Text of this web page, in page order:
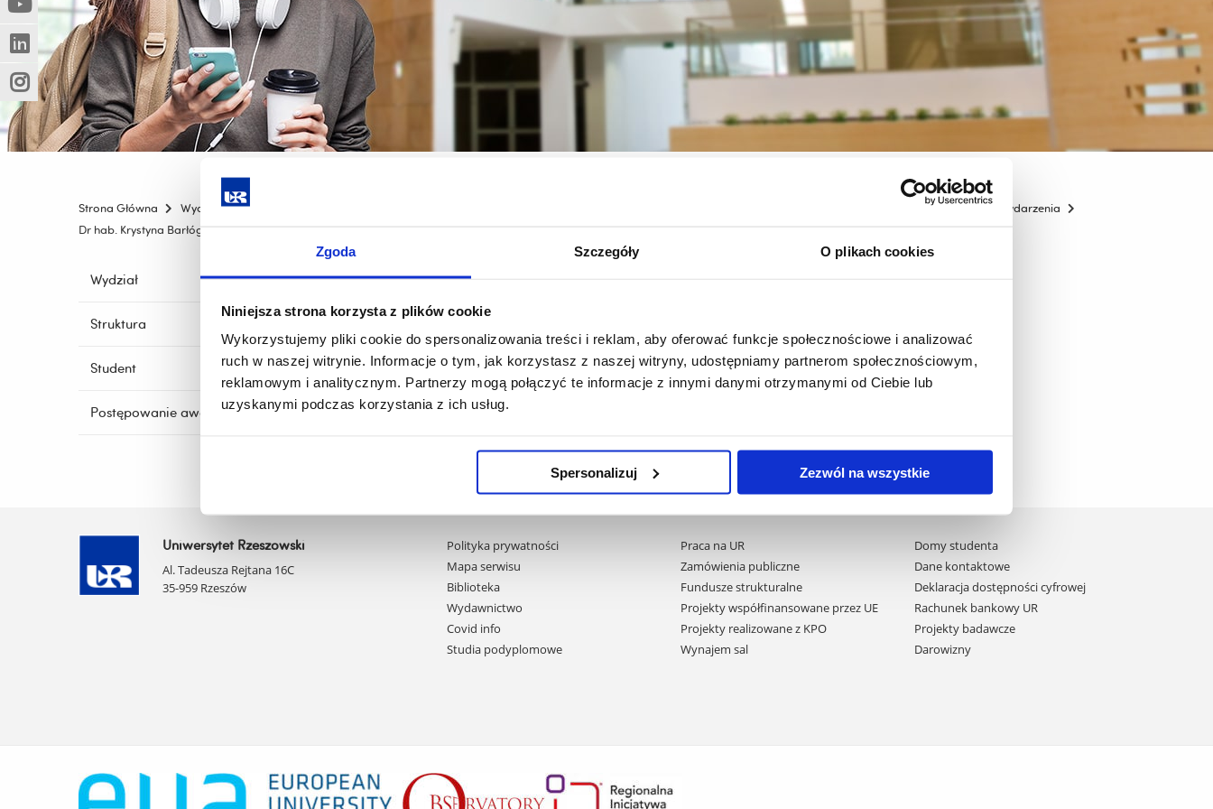
Zgoda Szczegóły O plikach cookies
Niniejsza strona korzysta z plików cookie
Wykorzystujemy pliki cookie do spersonalizowania treści i reklam, aby oferować funkcje społecznościowe i analizować
ruch w naszej witrynie. Informacje o tym, jak korzystasz z naszej witryny, udostępniamy partnerom społecznościowym,
reklamowym i analitycznym. Partnerzy mogą połączyć te informacje z innymi danymi otrzymanymi od Ciebie lub
uzyskanymi podczas korzystania z ich usług.
Spersonalizuj Zezwól na wszystkie
innej
strony)
(Nowe
okno)
(Link
do
innej
strony)
(Nowe
okno)
(Link
do
innej
strony)
(Nowe
okno)
(Link
do
innej
strony)
Strona Główna Wydziały Działalność naukowa
Wydarzenia
Dr hab. Krystyna Barłóg, prof. UR została powołana na Członkinię Sekcji Pedagogiki Specjalnej KNP PAN
Pomiń
i
treści
Wydział
Struktura
Student
Postępowanie awansowe
Uniwersytet Rzeszowski
Al. Tadeusza Rejtana 16C
35-959 Rzeszów
Pomiń
nawigację
i
przejdź
do
treści
Polityka prywatności
Mapa serwisu
Biblioteka
Wydawnictwo
Covid info
Studia podyplomowe
Praca na UR
Zamówienia publiczne
Fundusze strukturalne
Projekty współfinansowane przez UE
Projekty realizowane z KPO
Wynajem sal
Domy studenta
Dane kontaktowe
Deklaracja dostępności cyfrowej
Rachunek bankowy UR
Projekty badawcze
Darowizny